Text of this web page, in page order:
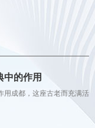
中的作用
用成都，这座古老而充满活